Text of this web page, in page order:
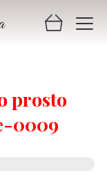
prosto
0009